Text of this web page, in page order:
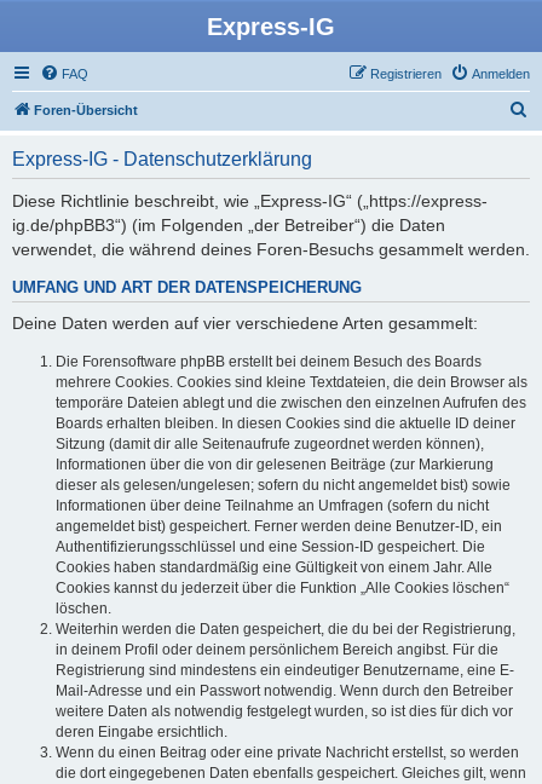
Express-IG
FAQ Anmelden
Registrieren
Foren-Übersicht
Express-IG - Datenschutzerklärung
Diese Richtlinie beschreibt, wie „Express-IG“ („https://express-
ig.de/phpBB3“) (im Folgenden „der Betreiber“) die Daten
verwendet, die während deines Foren-Besuchs gesammelt werden.
UMFANG UND ART DER DATENSPEICHERUNG
Deine Daten werden auf vier verschiedene Arten gesammelt:
Die Forensoftware phpBB erstellt bei deinem Besuch des Boards
mehrere Cookies. Cookies sind kleine Textdateien, die dein Browser als
temporäre Dateien ablegt und die zwischen den einzelnen Aufrufen des
Boards erhalten bleiben. In diesen Cookies sind die aktuelle ID deiner
Sitzung (damit dir alle Seitenaufrufe zugeordnet werden können),
Informationen über die von dir gelesenen Beiträge (zur Markierung
dieser als gelesen/ungelesen; sofern du nicht angemeldet bist) sowie
Informationen über deine Teilnahme an Umfragen (sofern du nicht
angemeldet bist) gespeichert. Ferner werden deine Benutzer-ID, ein
Authentifizierungsschlüssel und eine Session-ID gespeichert. Die
Cookies haben standardmäßig eine Gültigkeit von einem Jahr. Alle
Cookies kannst du jederzeit über die Funktion „Alle Cookies löschen“
löschen.
Weiterhin werden die Daten gespeichert, die du bei der Registrierung,
in deinem Profil oder deinem persönlichem Bereich angibst. Für die
Registrierung sind mindestens ein eindeutiger Benutzername, eine E-
Mail-Adresse und ein Passwort notwendig. Wenn durch den Betreiber
weitere Daten als notwendig festgelegt wurden, so ist dies für dich vor
deren Eingabe ersichtlich.
Wenn du einen Beitrag oder eine private Nachricht erstellst, so werden
die dort eingegebenen Daten ebenfalls gespeichert. Gleiches gilt, wenn